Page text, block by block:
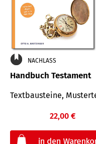
NACHLASS
Handbuch Testament
Textbausteine,
22,00 €